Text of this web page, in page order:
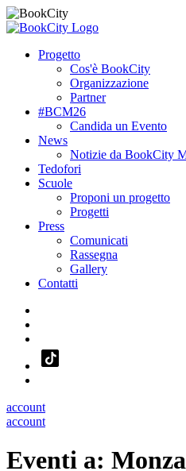
Progetto
Cos'è BookCity
Organizzazione
Partner
#BCM26
Candida un Evento
News
Notizie da BookCity
Tedofori
Scuole
Proponi un progetto
Progetti
Press
Comunicati
Rassegna
Gallery
Contatti
account
account
Eventi a: